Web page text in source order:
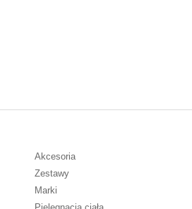
Akcesoria
Zestawy
Marki